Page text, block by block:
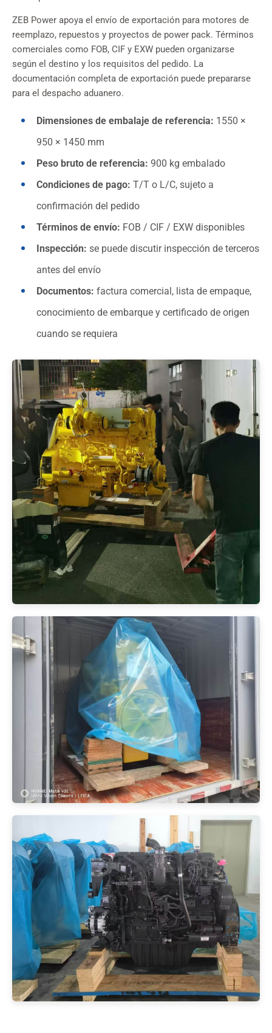
ZEB Power apoya el envío de exportación para motores de
reemplazo, repuestos y proyectos de power pack. Términos
comerciales como FOB, CIF y EXW pueden organizarse
según el destino y los requisitos del pedido. La
documentación completa de exportación puede prepararse
para el despacho aduanero.
Dimensiones de embalaje de referencia: 1550 ×
950 × 1450 mm
Peso bruto de referencia: 900 kg embalado
Condiciones de pago: T/T o L/C, sujeto a
confirmación del pedido
Términos de envío: FOB / CIF / EXW disponibles
Inspección: se puede discutir inspección de terceros
antes del envío
Documentos: factura comercial, lista de empaque,
conocimiento de embarque y certificado de origen
cuando se requiera